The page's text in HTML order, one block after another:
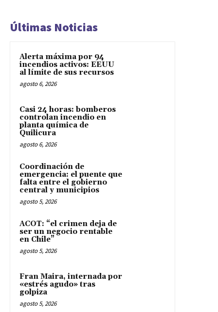
Últimas Noticias
Alerta máxima por 94
incendios activos: EEUU
al límite de sus recursos
agosto 6, 2026
Casi 24 horas: bomberos
controlan incendio en
planta química de
Quilicura
agosto 6, 2026
Coordinación de
emergencia: el puente que
falta entre el gobierno
central y municipios
agosto 5, 2026
ACOT: “el crimen deja de
ser un negocio rentable
en Chile”
agosto 5, 2026
Fran Maira, internada por
«estrés agudo» tras
golpiza
agosto 5, 2026